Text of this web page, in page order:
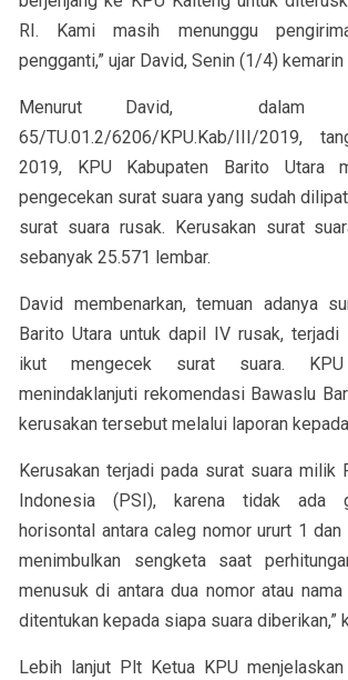
RI. Kami masih menunggu
pengganti,” ujar David, Senin (1/4)
Menurut David, dalam
65/TU.01.2/6206/KPU.Kab/III/2019,
2019, KPU Kabupaten Barito Utara
pengecekan surat suara yang sudah
surat suara rusak. Kerusakan surat
sebanyak 25.571 lembar.
David membenarkan, temuan adanya
Barito Utara untuk dapil IV rusak, terjadi
ikut mengecek surat suara.
menindaklanjuti rekomendasi Bawaslu
kerusakan tersebut melalui laporan
Kerusakan terjadi pada surat suara milik
Indonesia (PSI), karena tidak ada
horisontal antara caleg nomor ururt 1
menimbulkan sengketa saat
menusuk di antara dua nomor atau
ditentukan kepada siapa suara diberikan,”
Lebih lanjut Plt Ketua KPU